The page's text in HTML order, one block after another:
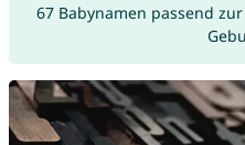
67 Babynamen passend